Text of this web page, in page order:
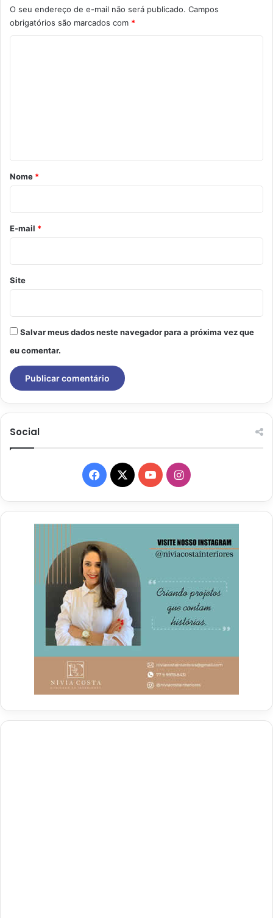
O seu endereço de e-mail não será publicado. Campos
obrigatórios são marcados com *
r
o
*
Nome *
E-mail *
Site
Salvar meus dados neste navegador para a próxima vez que
eu comentar.
Social
Facebook
X YouTubeInstagram